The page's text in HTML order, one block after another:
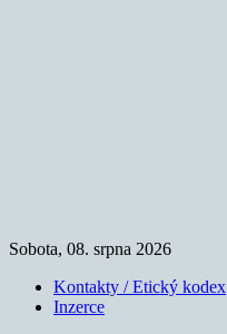
Sobota, 08. srpna 2026
Kontakty / Etický kodex
Inzerce